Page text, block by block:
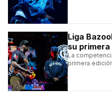
Liga
su
La
primera